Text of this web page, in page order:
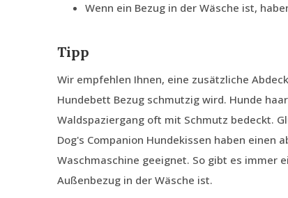
Wenn ein Bezug in der Wäsche ist,
Tipp
Wir empfehlen Ihnen, eine zusätzliche
Hundebett Bezug schmutzig wird. Hunde
Waldspaziergang oft mit Schmutz bedeckt.
Dog's Companion Hundekissen haben einen
Waschmaschine geeignet. So gibt es immer
Außenbezug in der Wäsche ist.